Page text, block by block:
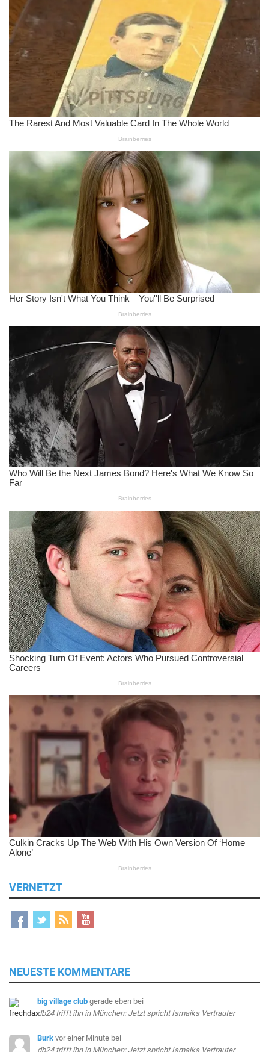
VERNETZT
NEUESTE KOMMENTARE
big village club gerade eben bei
db24 trifft ihn in München: Jetzt spricht Ismaiks Vertrauter
Burk vor einer Minute bei
db24 trifft ihn in München: Jetzt spricht Ismaiks Vertrauter